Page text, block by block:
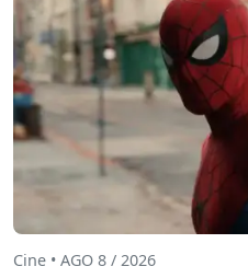
Cine • AGO 8 / 2026